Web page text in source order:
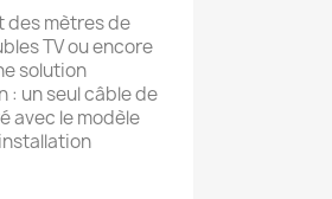
des mètres de
TV ou encore
solution
: un seul câble de
avec le modèle